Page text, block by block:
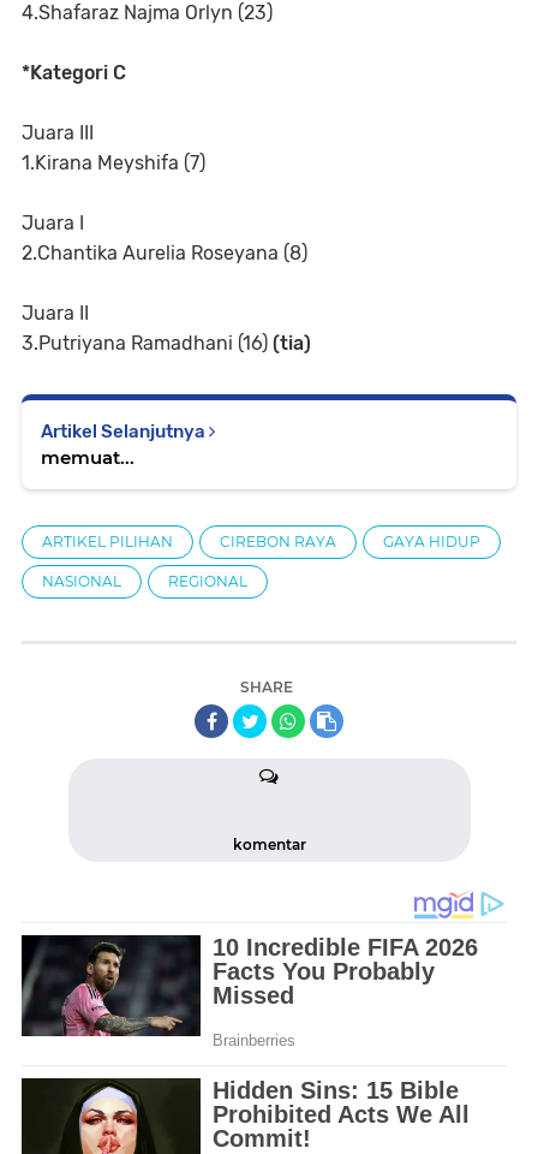
4.Shafaraz Najma Orlyn (23)
*Kategori C
Juara III
1.Kirana Meyshifa (7)
Juara I
2.Chantika Aurelia Roseyana (8)
Juara II
3.Putriyana Ramadhani (16) (tia)
Artikel Selanjutnya
memuat...
ARTIKEL PILIHAN CIREBON RAYA GAYA HIDUP
NASIONAL REGIONAL
SHARE
komentar